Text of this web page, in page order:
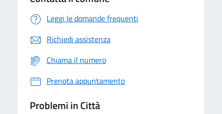
Leggi le domande frequenti
Richiedi assistenza
Chiama il numero
Prenota appuntamento
Problemi in Città